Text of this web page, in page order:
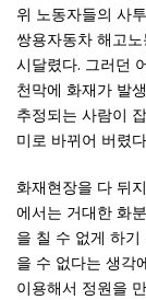
위 노동자들의 사
쌍용자동차 해고
시달렸다. 그러던
천막에 화재가 발
추정되는 사람이
미로 바뀌어 버렸
화재현장을 다 뒤
에서는 거대한 화
을 칠 수 없게 하
을 수 없다는 생각
이용해서 정원을